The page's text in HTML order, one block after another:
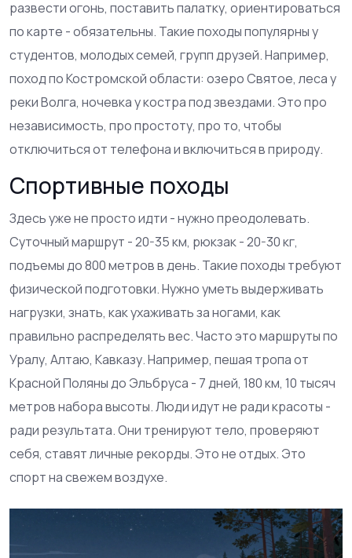
развести огонь, поставить палатку, ориентироваться
по карте - обязательны. Такие походы популярны у
студентов, молодых семей, групп друзей. Например,
поход по Костромской области: озеро Святое, леса у
реки Волга, ночевка у костра под звездами. Это про
независимость, про простоту, про то, чтобы
отключиться от телефона и включиться в природу.
Спортивные походы
Здесь уже не просто идти - нужно преодолевать.
Суточный маршрут - 20-35 км, рюкзак - 20-30 кг,
подъемы до 800 метров в день. Такие походы требуют
физической подготовки. Нужно уметь выдерживать
нагрузки, знать, как ухаживать за ногами, как
правильно распределять вес. Часто это маршруты по
Уралу, Алтаю, Кавказу. Например, пешая тропа от
Красной Поляны до Эльбруса - 7 дней, 180 км, 10 тысяч
метров набора высоты. Люди идут не ради красоты -
ради результата. Они тренируют тело, проверяют
себя, ставят личные рекорды. Это не отдых. Это
спорт на свежем воздухе.